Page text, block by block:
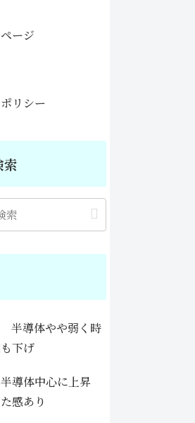
ージ
リシー
索
半導体やや弱く時
下げ
導体中心に上昇
感あり